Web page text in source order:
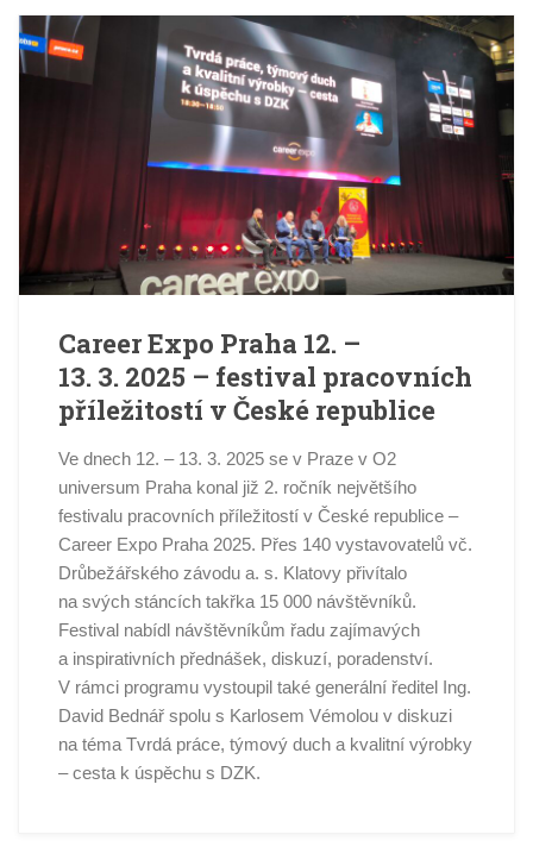
Career Expo Praha 12. –
13. 3. 2025 – festival pracovních
příležitostí v České republice
Ve dnech 12. – 13. 3. 2025 se v Praze v O2
universum Praha konal již 2. ročník největšího
festivalu pracovních příležitostí v České republice –
Career Expo Praha 2025. Přes 140 vystavovatelů vč.
Drůbežářského závodu a. s. Klatovy přivítalo
na svých stáncích takřka 15 000 návštěvníků.
Festival nabídl návštěvníkům řadu zajímavých
a inspirativních přednášek, diskuzí, poradenství.
V rámci programu vystoupil také generální ředitel Ing.
David Bednář spolu s Karlosem Vémolou v diskuzi
na téma Tvrdá práce, týmový duch a kvalitní výrobky
– cesta k úspěchu s DZK.